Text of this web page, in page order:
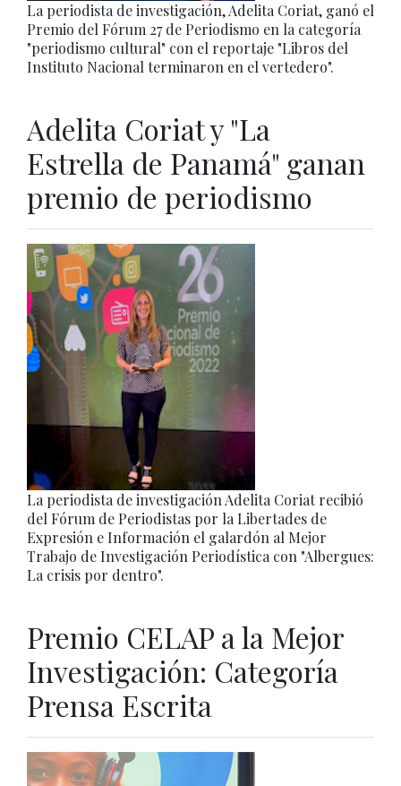
La periodista de investigación, Adelita Coriat, ganó el
Premio del Fórum 27 de Periodismo en la categoría
"periodismo cultural" con el reportaje "Libros del
Instituto Nacional terminaron en el vertedero".
Adelita Coriat y "La
Estrella de Panamá" ganan
premio de periodismo
La periodista de investigación Adelita Coriat recibió
del Fórum de Periodistas por la Libertades de
Expresión e Información el galardón al Mejor
Trabajo de Investigación Periodística con "Albergues:
La crisis por dentro".
Premio CELAP a la Mejor
Investigación: Categoría
Prensa Escrita